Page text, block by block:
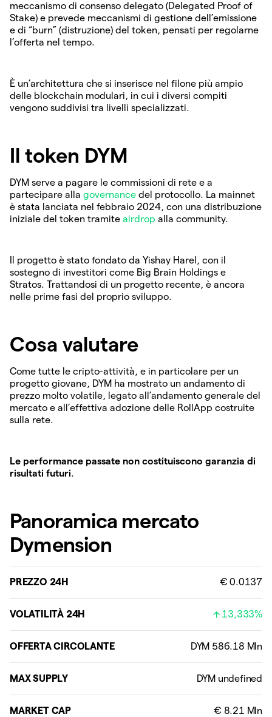
meccanismo di consenso delegato (Delegated Proof of
Stake) e prevede meccanismi di gestione dell’emissione
e di “burn” (distruzione) del token, pensati per regolarne
l’offerta nel tempo.
È un’architettura che si inserisce nel filone più ampio
delle blockchain modulari, in cui i diversi compiti
vengono suddivisi tra livelli specializzati.
Il token DYM
DYM serve a pagare le commissioni di rete e a
partecipare alla governance del protocollo. La mainnet
è stata lanciata nel febbraio 2024, con una distribuzione
iniziale del token tramite airdrop alla community.
Il progetto è stato fondato da Yishay Harel, con il
sostegno di investitori come Big Brain Holdings e
Stratos. Trattandosi di un progetto recente, è ancora
nelle prime fasi del proprio sviluppo.
Cosa valutare
Come tutte le cripto-attività, e in particolare per un
progetto giovane, DYM ha mostrato un andamento di
prezzo molto volatile, legato all’andamento generale del
mercato e all’effettiva adozione delle RollApp costruite
sulla rete.
Le performance passate non costituiscono garanzia di
risultati futuri.
Panoramica mercato
Dymension
PREZZO 24H € 0.0137
VOLATILITÀ 24H 13,333%
OFFERTA CIRCOLANTE
MAX SUPPLY
MARKET CAP